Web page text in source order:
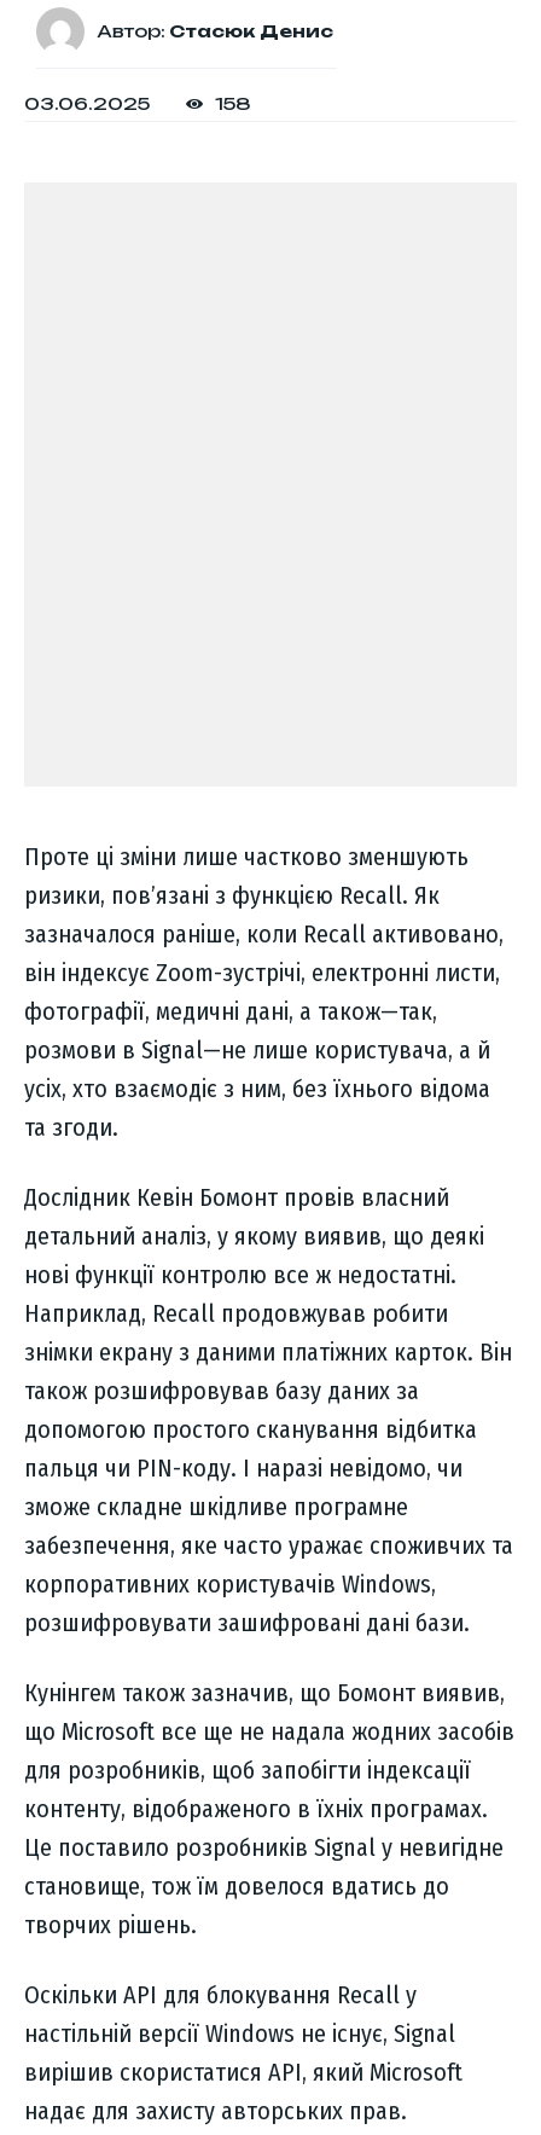
Автор: Стасюк Денис
03.06.2025 158
Проте ці зміни лише частково зменшують
ризики, пов’язані з функцією Recall. Як
зазначалося раніше, коли Recall активовано,
він індексує Zoom-зустрічі, електронні листи,
фотографії, медичні дані, а також—так,
розмови в Signal—не лише користувача, а й
усіх, хто взаємодіє з ним, без їхнього відома
та згоди.
Дослідник Кевін Бомонт провів власний
детальний аналіз, у якому виявив, що деякі
нові функції контролю все ж недостатні.
Наприклад, Recall продовжував робити
знімки екрану з даними платіжних карток. Він
також розшифровував базу даних за
допомогою простого сканування відбитка
пальця чи PIN-коду. І наразі невідомо, чи
зможе складне шкідливе програмне
забезпечення, яке часто уражає споживчих та
корпоративних користувачів Windows,
розшифровувати зашифровані дані бази.
Кунінгем також зазначив, що Бомонт виявив,
що Microsoft все ще не надала жодних засобів
для розробників, щоб запобігти індексації
контенту, відображеного в їхніх програмах.
Це поставило розробників Signal у невигідне
становище, тож їм довелося вдатись до
творчих рішень.
Оскільки API для блокування Recall у
настільній версії Windows не існує, Signal
вирішив скористатися API, який Microsoft
надає для захисту авторських прав.